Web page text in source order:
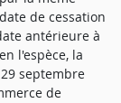
de cessation
antérieure à
l'espèce, la
septembre
de